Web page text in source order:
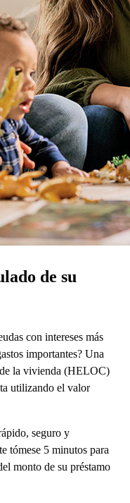
de su
con intereses más
importantes? Una
la vivienda (HELOC)
utilizando el valor
seguro y
tómese 5 minutos para
monto de su préstamo